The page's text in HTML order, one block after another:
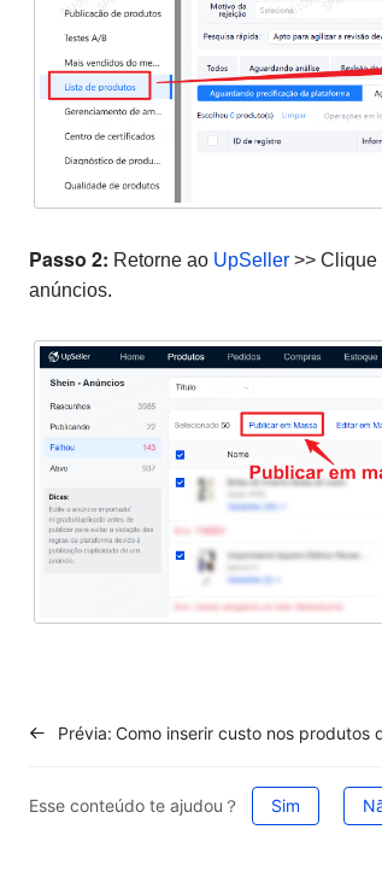
Passo 2: Retorne ao UpSeller >> Clique
anúncios.
Prévia:
Esse conteúdo te ajudou？ Sim